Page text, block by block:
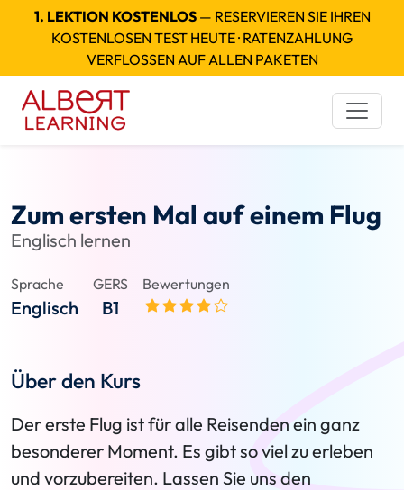
1. LEKTION KOSTENLOS— RESERVIEREN SIE IHREN
KOSTENLOSEN TEST HEUTE · RATENZAHLUNG
VERFLOSSEN AUF ALLEN PAKETEN
Zum ersten Mal auf einem Flug
Englisch lernen
Sprache
Englisch
GERS
B1
Bewertungen
Über den Kurs
Der erste Flug ist für alle Reisenden ein ganz
besonderer Moment. Es gibt so viel zu erleben
und vorzubereiten. Lassen Sie uns den